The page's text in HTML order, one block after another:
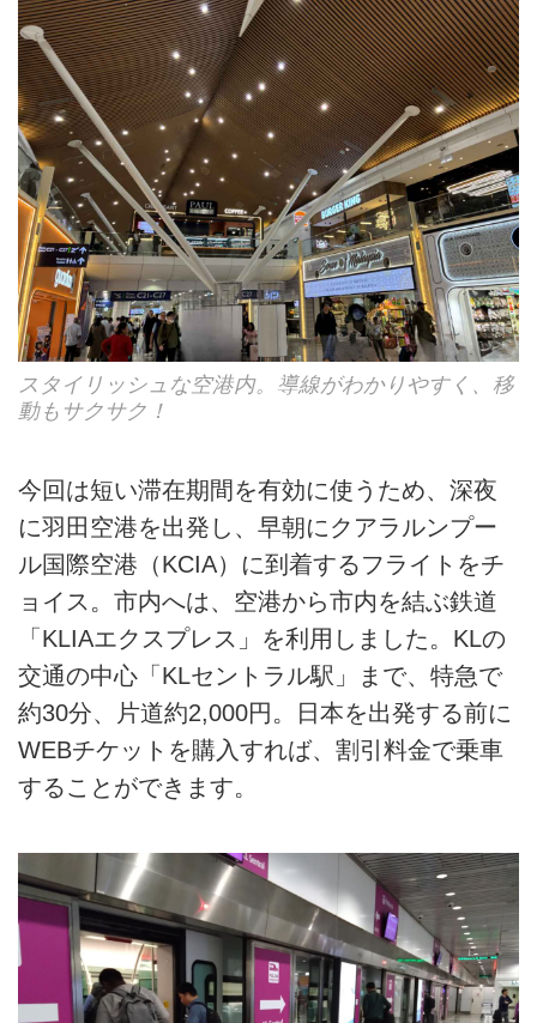
スタイリッシュな空港内。導線がわかりやすく、移
動もサクサク！
今回は短い滞在期間を有効に使うため、深夜
に羽田空港を出発し、早朝にクアラルンプー
ル国際空港（KCIA）に到着するフライトをチ
ョイス。市内へは、空港から市内を結ぶ鉄道
「KLIAエクスプレス」を利用しました。KLの
交通の中心「KLセントラル駅」まで、特急で
約30分、片道約2,000円。日本を出発する前に
WEBチケットを購入すれば、割引料金で乗車
することができます。